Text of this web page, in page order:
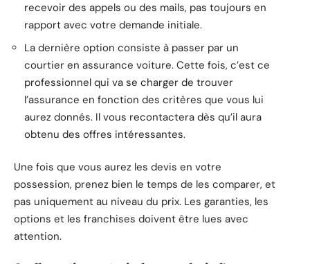
recevoir des appels ou des mails, pas toujours en
rapport avec votre demande initiale.
La dernière option consiste à passer par un
courtier en assurance voiture. Cette fois, c’est ce
professionnel qui va se charger de trouver
l’assurance en fonction des critères que vous lui
aurez donnés. Il vous recontactera dès qu’il aura
obtenu des offres intéressantes.
Une fois que vous aurez les devis en votre
possession, prenez bien le temps de les comparer, et
pas uniquement au niveau du prix. Les garanties, les
options et les franchises doivent être lues avec
attention.